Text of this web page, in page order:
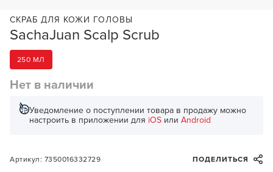
SachaJuan Scalp Scrub
СКРАБ ДЛЯ КОЖИ ГОЛОВЫ
250 МЛ
Нет в наличии
Уведомление о поступлении товара в продажу можно
настроить в приложении для iOS или Android
Артикул: 7350016332729 ПОДЕЛИТЬСЯ